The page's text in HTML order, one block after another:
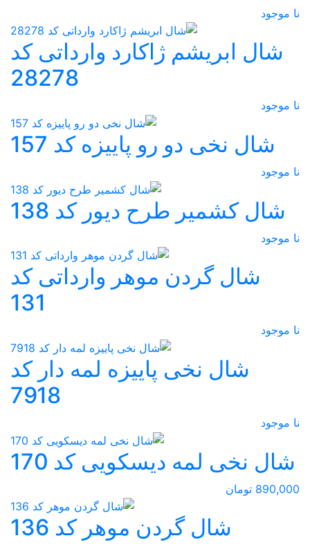
نا موجود
شال ابریشم ژاکارد وارداتی کد
28278
نا موجود
شال نخی دو رو پاییزه کد 157
نا موجود
شال کشمیر طرح دیور کد 138
نا موجود
شال گردن موهر وارداتی کد
131
نا موجود
شال نخی پاییزه لمه دار کد
7918
نا موجود
شال نخی لمه دیسکویی کد 170
890,000 تومان
شال گردن موهر کد 136